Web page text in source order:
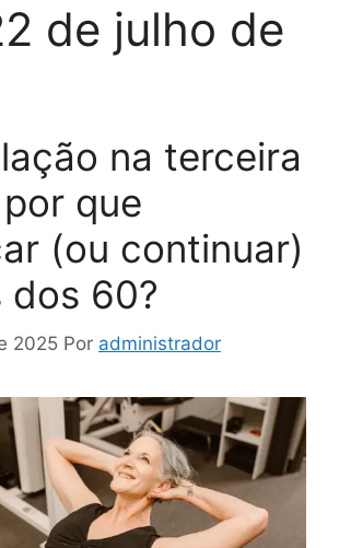
de julho de
na terceira
que
(ou continuar)
dos 60?
2025 Por administrador